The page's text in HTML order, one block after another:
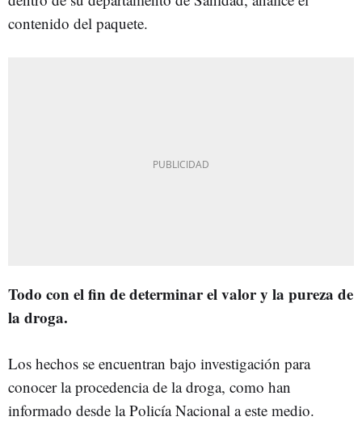
contenido del paquete.
Todo con el fin de determinar el valor y la pureza de
la droga.
Los hechos se encuentran bajo investigación para
conocer la procedencia de la droga, como han
informado desde la Policía Nacional a este medio.